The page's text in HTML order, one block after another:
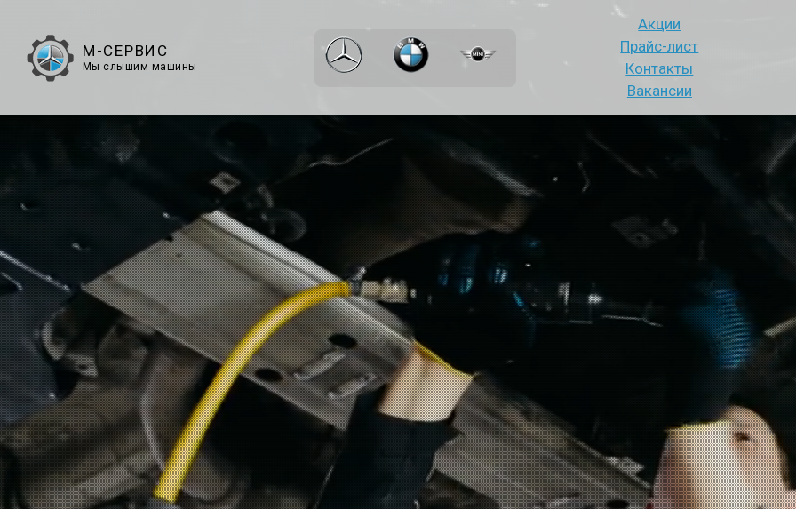
М-СЕРВИС
Мы слышим машины
Акции
Прайс-лист
Контакты
Вакансии